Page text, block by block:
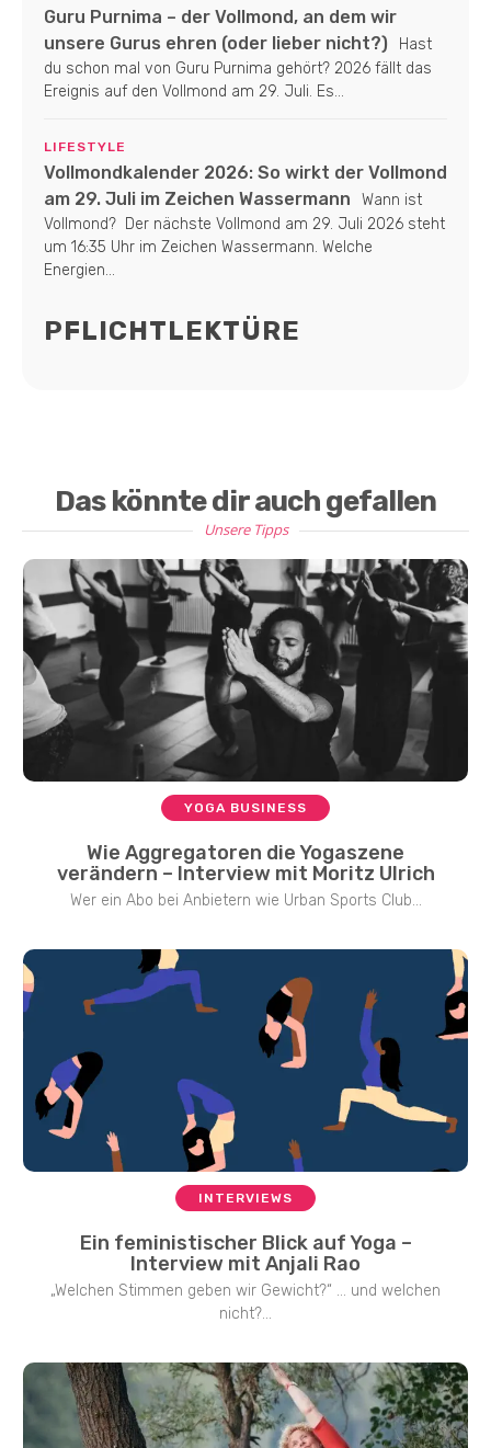
Guru Purnima – der Vollmond, an dem wir
unsere Gurus ehren (oder lieber nicht?)
Hast
du schon mal von Guru Purnima gehört? 2026 fällt das
Ereignis auf den Vollmond am 29. Juli. Es...
LIFESTYLE
Vollmondkalender 2026: So wirkt der Vollmond
am 29. Juli im Zeichen Wassermann
Wann ist
Vollmond? Der nächste Vollmond am 29. Juli 2026 steht
um 16:35 Uhr im Zeichen Wassermann. Welche
Energien...
PFLICHTLEKTÜRE
Das könnte dir auch gefallen
Unsere Tipps
YOGA BUSINESS
Wie Aggregatoren die Yogaszene
verändern – Interview mit Moritz Ulrich
Wer ein Abo bei Anbietern wie Urban Sports Club...
INTERVIEWS
Ein feministischer Blick auf Yoga –
Interview mit Anjali Rao
„Welchen Stimmen geben wir Gewicht?“ … und welchen
nicht?...